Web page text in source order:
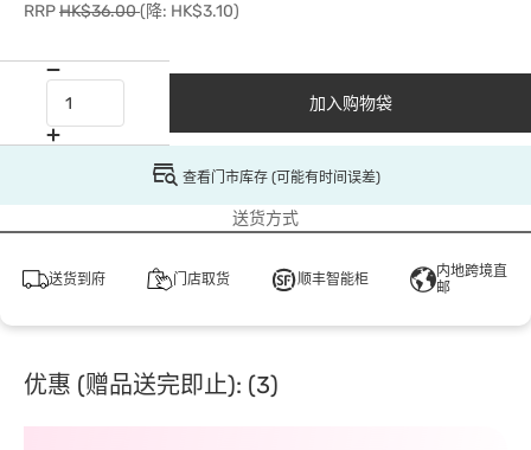
RRPHK$36.00(降: HK$3.10)
加入购物袋
查看门市库存 (可能有时间误差)
送货方式
送货到府 门店取货 顺丰智能柜
内地跨境直
邮
优惠 (赠品送完即止): (3)